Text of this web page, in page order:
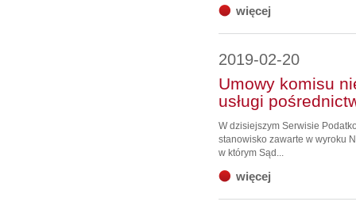
więcej
2019-02-20
Umowy komisu
usługi
W dzisiejszym Serwisie
stanowisko zawarte w wyroku
w którym Sąd...
więcej